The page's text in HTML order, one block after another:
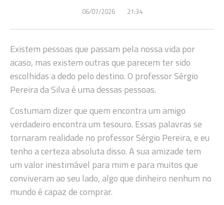
06/07/2026 21:34
Existem pessoas que passam pela nossa vida por
acaso, mas existem outras que parecem ter sido
escolhidas a dedo pelo destino. O professor Sérgio
Pereira da Silva é uma dessas pessoas.
Costumam dizer que quem encontra um amigo
verdadeiro encontra um tesouro. Essas palavras se
tornaram realidade no professor Sérgio Pereira, e eu
tenho a certeza absoluta disso. A sua amizade tem
um valor inestimável para mim e para muitos que
conviveram ao seu lado, algo que dinheiro nenhum no
mundo é capaz de comprar.